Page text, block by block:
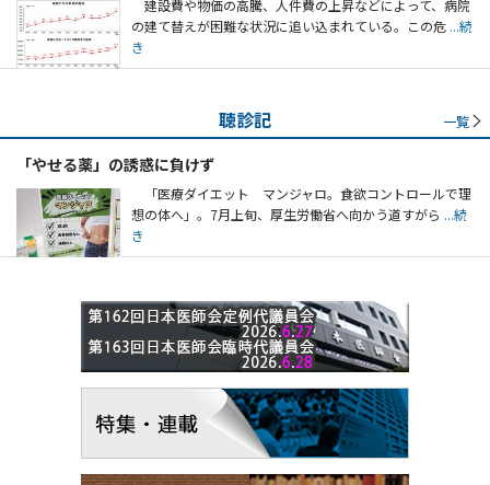
建設費や物価の高騰、人件費の上昇などによって、病院
の建て替えが困難な状況に追い込まれている。この危 ...続
き
聴診記 一覧
「やせる薬」の誘惑に負けず
「医療ダイエット マンジャロ。食欲コントロールで理
想の体へ」。7月上旬、厚生労働省へ向かう道すがら ...続
き